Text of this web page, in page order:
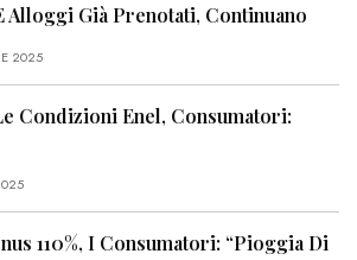
Alloggi Già Prenotati, Continuano
2025
Condizioni Enel, Consumatori:
110%, I Consumatori: “Pioggia Di